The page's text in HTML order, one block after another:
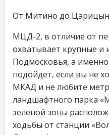
От Митино до
МЦД-2, в отличие от
охватывает крупные и
Подмосковья, а
подойдет, если вы не
МКАД и не любите
ландшафтного парка
зеленой зоны
ходьбы от станции